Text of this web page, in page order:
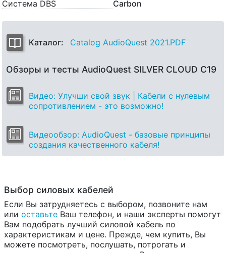
Система DBS
Carbon
Каталог: Catalog AudioQuest 2021.PDF
Обзоры и тесты AudioQuest SILVER CLOUD C19
Видео: Улучши свой звук | Кабели с нулевым
сопротивлением - это возможно!
Видеообзор: AudioQuest - базовые принципы
создания качественного кабеля!
Выбор силовых кабелей
Если Вы затрудняетесь с выбором, позвоните нам
или оставьте Ваш телефон, и наши эксперты помогут
Вам подобрать лучший силовой кабель по
характеристикам и цене. Прежде, чем купить, Вы
можете посмотреть, послушать, потрогать и